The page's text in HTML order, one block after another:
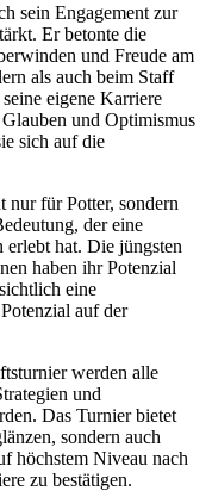
sein Engagement zur
Er betonte die
und Freude am
als auch beim Staff
eigene Karriere
und Optimismus
sich auf die
nur für Potter, sondern
der eine
hat. Die jüngsten
haben ihr Potenzial
eine
auf der
werden alle
und
Das Turnier bietet
sondern auch
höchstem Niveau nach
zu bestätigen.